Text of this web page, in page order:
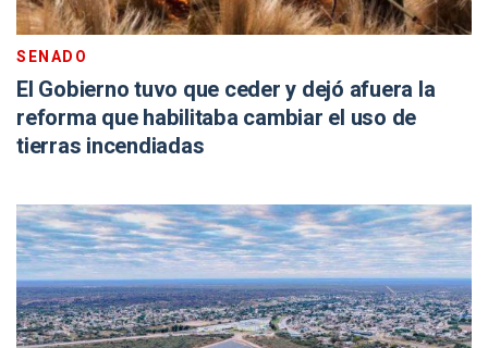
SENADO
El Gobierno tuvo que ceder y dejó afuera la
reforma que habilitaba cambiar el uso de
tierras incendiadas